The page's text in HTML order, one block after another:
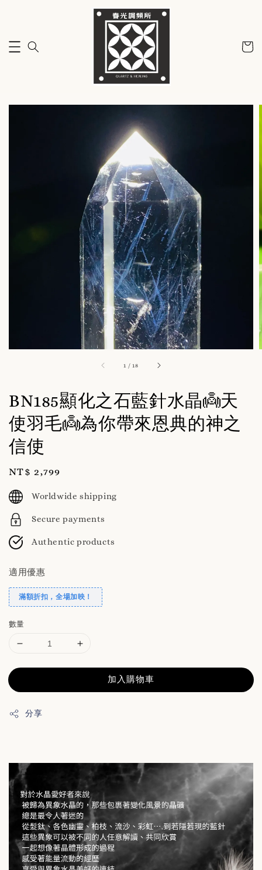
1 /18
BN185顯化之石藍針水晶👼天
使羽毛👼為你帶來恩典的神之
信使
Regular
price
NT$ 2,799
Worldwide shipping
Secure payments
Authentic products
適用優惠
滿額折扣，全場加映！
數量
加入購物車
分享